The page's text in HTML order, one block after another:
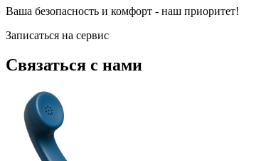
Ваша безопасность и комфорт - наш приоритет!
Записаться на сервис
Связаться с нами